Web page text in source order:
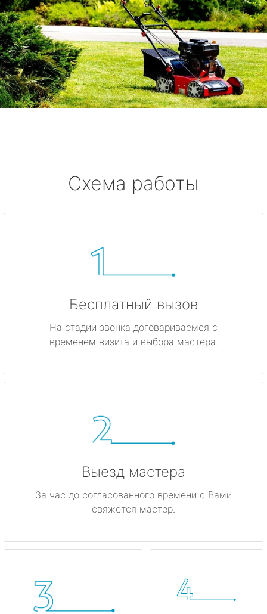
Схема работы
Бесплатный вызов
На стадии звонка договариваемся с
временем визита и выбора мастера.
Выезд мастера
За час до согласованного времени с Вами
свяжется мастер.